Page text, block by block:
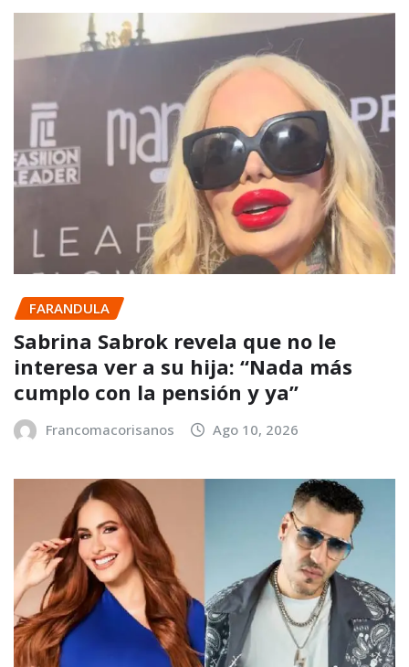
FARANDULA
Sabrina Sabrok revela que no le
interesa ver a su hija: “Nada más
cumplo con la pensión y ya”
Francomacorisanos Ago 10, 2026